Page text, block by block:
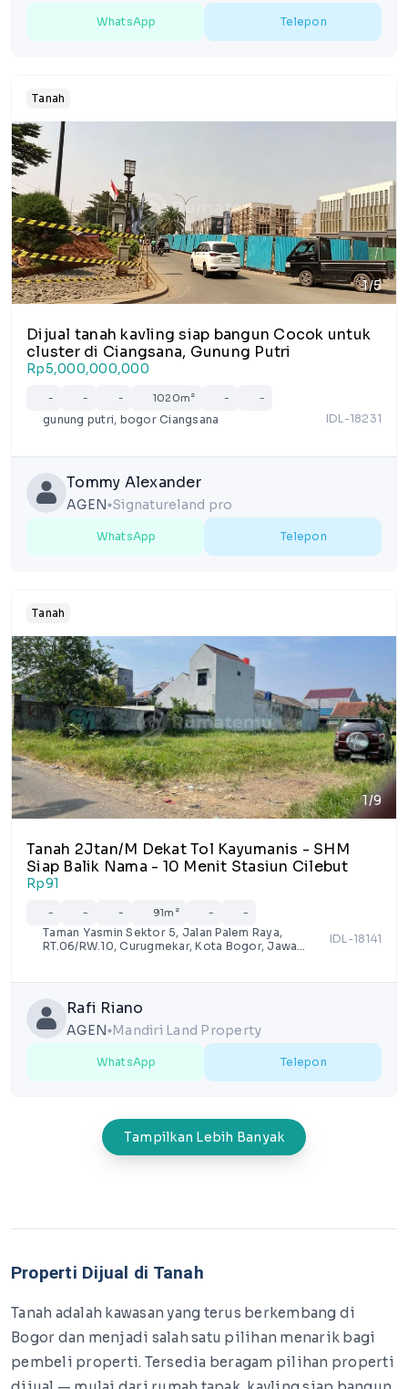
WhatsApp Telepon
Tanah
1/5
Dijual tanah kavling siap bangun Cocok untuk
cluster di Ciangsana, Gunung Putri
Rp5,000,000,000
- - - 1020m² - -
gunung putri, bogor Ciangsana IDL-18231
Tommy Alexander
AGEN lens Signatureland pro
WhatsApp Telepon
Tanah
1/9
Tanah 2Jtan/M Dekat Tol Kayumanis - SHM
Siap Balik Nama - 10 Menit Stasiun Cilebut
Rp91
- - - 91m² - -
Taman Yasmin Sektor 5, Jalan Palem Raya,
RT.06/RW.10, Curugmekar, Kota Bogor, Jawa
IDL-18141
Rafi Riano
AGEN lens Mandiri Land Property
WhatsApp Telepon
Tampilkan Lebih Banyak
Properti Dijual di Tanah
Tanah adalah kawasan yang terus berkembang di
Bogor dan menjadi salah satu pilihan menarik bagi
pembeli properti. Tersedia beragam pilihan properti